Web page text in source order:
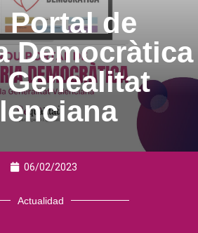
Portal de
Democràtica
Genealitat
06/02/2023
Actualidad